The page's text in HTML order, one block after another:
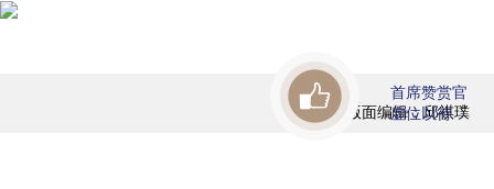
版面编辑：邱祺璞
首席赞赏官
虚位以待